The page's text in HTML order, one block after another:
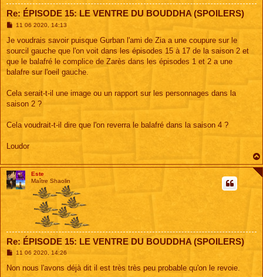
Re: ÉPISODE 15: LE VENTRE DU BOUDDHA (SPOILERS)
M
s
a
g
11 06 2020, 14:13
Je voudrais savoir puisque Gurban l'ami de Zia a une coupure sur le
sourcil gauche que l'on voit dans les épisodes 15 à 17 de la saison 2 et
que le balafré le complice de Zarès dans les épisodes 1 et 2 a une
balafre sur l'oeil gauche.
Cela serait-t-il une image ou un rapport sur les personnages dans la
saison 2 ?
Cela voudrait-t-il dire que l'on reverra le balafré dans la saison 4 ?
Loudor
Este
Maître Shaolin
Re: ÉPISODE 15: LE VENTRE DU BOUDDHA (SPOILERS)
M
s
11 06 2020, 14:26
Non nous l'avons déjà dit il est très très peu probable qu'on le revoie.